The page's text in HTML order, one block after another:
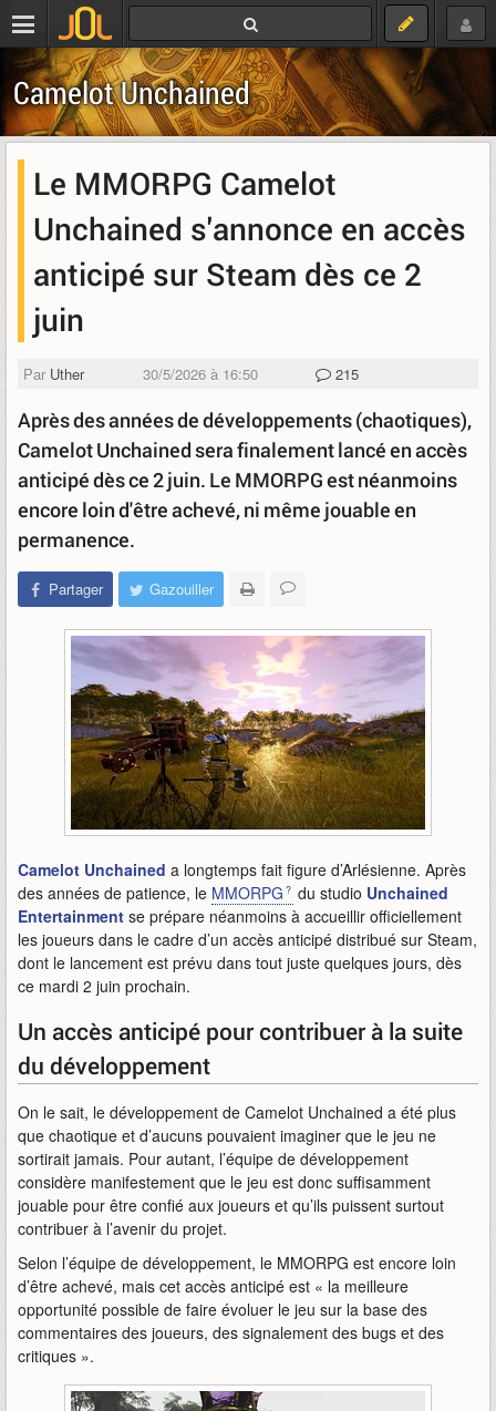
Camelot Unchained
Le MMORPG Camelot
Unchained s'annonce en accès
anticipé sur Steam dès ce 2
juin
Par Uther 30/5/2026 à 16:50 215
Après des années de développements (chaotiques),
Camelot Unchained sera finalement lancé en accès
anticipé dès ce 2 juin. Le MMORPG est néanmoins
encore loin d'être achevé, ni même jouable en
permanence.
Partager Gazouiller
Camelot Unchained a longtemps fait figure d’Arlésienne. Après
des années de patience, le MMORPG du studio Unchained
Entertainment se prépare néanmoins à accueillir officiellement
les joueurs dans le cadre d’un accès anticipé distribué sur Steam,
dont le lancement est prévu dans tout juste quelques jours, dès
ce mardi 2 juin prochain.
Un accès anticipé pour contribuer à la suite
du développement
On le sait, le développement de Camelot Unchained a été plus
que chaotique et d’aucuns pouvaient imaginer que le jeu ne
sortirait jamais. Pour autant, l’équipe de développement
considère manifestement que le jeu est donc suffisamment
jouable pour être confié aux joueurs et qu’ils puissent surtout
contribuer à l’avenir du projet.
Selon l’équipe de développement, le MMORPG est encore loin
d’être achevé, mais cet accès anticipé est « la meilleure
opportunité possible de faire évoluer le jeu sur la base des
commentaires des joueurs, des signalement des bugs et des
critiques ».